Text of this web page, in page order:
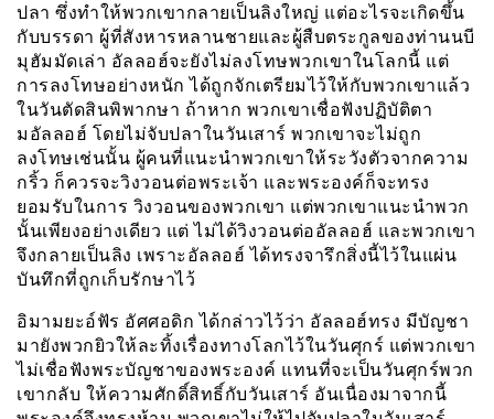
ปลา ซึ่งทำให้พวกเขากลายเป็นลิงใหญ่ แต่อะไรจะเกิดขึ้น
กับบรรดา ผู้ที่สังหารหลานชายและผู้สืบตระกูลของท่านนบี
มุฮัมมัดเล่า อัลลอฮ์จะยังไม่ลงโทษพวกเขาในโลกนี้ แต่
การลงโทษอย่างหนัก ได้ถูกจักเตรียมไว้ให้กับพวกเขาแล้ว
ในวันตัดสินพิพากษา ถ้าหาก พวกเขาเชื่อฟังปฏิบัติตา
มอัลลอฮ์ โดยไม่จับปลาในวันเสาร์ พวกเขาจะไม่ถูก
ลงโทษเช่นนั้น ผู้คนที่แนะนำพวกเขาให้ระวังตัวจากความ
กริ้ว ก็ควรจะวิงวอนต่อพระเจ้า และพระองค์ก็จะทรง
ยอมรับในการ วิงวอนของพวกเขา แต่พวกเขาแนะนำพวก
นั้นเพียงอย่างเดียว แต่ ไม่ได้วิงวอนต่ออัลลอฮ์ และพวกเขา
จึงกลายเป็นลิง เพราะอัลลอฮ์ ได้ทรงจารึกสิ่งนี้ไว้ในแผ่น
บันทึกที่ถูกเก็บรักษาไว้
อิมามยะอ์ฟัร อัศศอดิก ได้กล่าวไว้ว่า อัลลอฮ์ทรง มีบัญชา
มายังพวกยิวให้ละทิ้งเรื่องทางโลกไว้ในวันศุกร์ แต่พวกเขา
ไม่เชื่อฟังพระบัญชาของพระองค์ แทนที่จะเป็นวันศุกร์พวก
เขากลับ ให้ความศักดิ์สิทธิ์กับวันเสาร์ อันเนื่องมาจากนี้